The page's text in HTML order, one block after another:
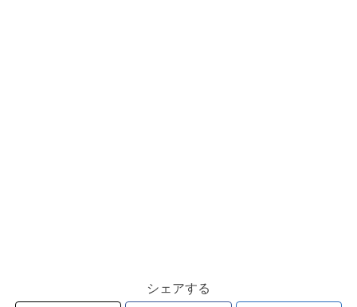
シェアする